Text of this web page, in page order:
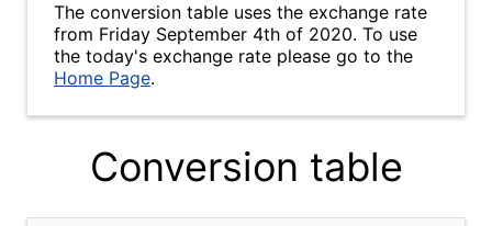
The conversion table uses the exchange rate
from Friday September 4th of 2020. To use
the today's exchange rate please go to the
Home Page.
Conversion table